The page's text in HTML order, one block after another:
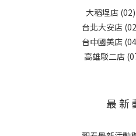
大稻埕店
台北大安店
台中國美店
高雄駁二店
最 新